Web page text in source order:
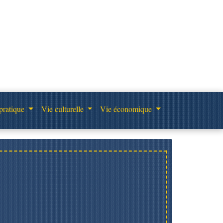
Vie culturelle Vie économique